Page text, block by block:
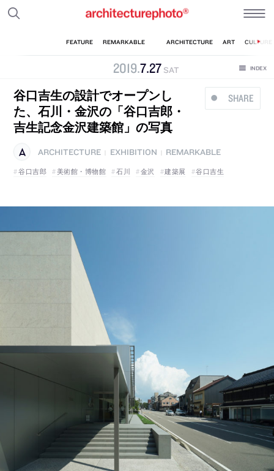
2019.7.27 SAT
SHARE
谷口吉生の設計でオープンし
た、石川・金沢の「谷口吉郎・
吉生記念金沢建築館」の写真
ARCHITECTURE EXHIBITION
REMARKABLE
谷口吉郎
美術館・博物館 石川 金沢 建築展 谷口吉生